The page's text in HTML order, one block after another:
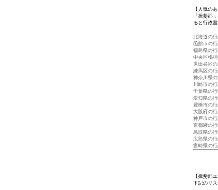
【人気の
「揖斐郡
ると行政
北海道の
函館市の
福島県の
中央区/銀
世田谷区
練馬区の
神奈川県
川崎市の
千葉県の
愛知県の
豊橋市の
大阪府の
神戸市の
京都府の
鳥取県の
広島県の
宮崎県の
【揖斐郡
下記のリ